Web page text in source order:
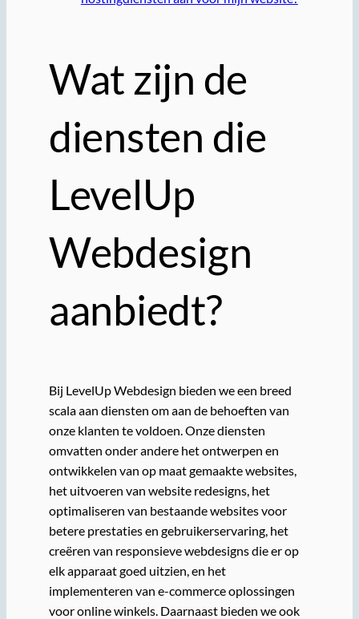
Wat zijn de
diensten die
LevelUp
Webdesign
aanbiedt?
Bij LevelUp Webdesign bieden we een breed
scala aan diensten om aan de behoeften van
onze klanten te voldoen. Onze diensten
omvatten onder andere het ontwerpen en
ontwikkelen van op maat gemaakte websites,
het uitvoeren van website redesigns, het
optimaliseren van bestaande websites voor
betere prestaties en gebruikerservaring, het
creëren van responsieve webdesigns die er op
elk apparaat goed uitzien, en het
implementeren van e-commerce oplossingen
voor online winkels. Daarnaast bieden we ook